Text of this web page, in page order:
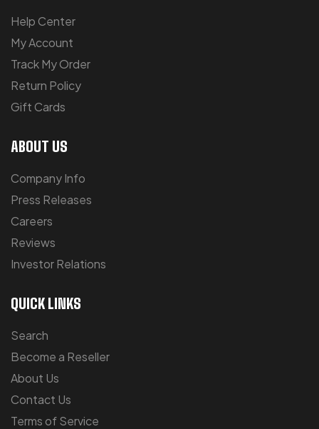
Help Center
My Account
Track My Order
Return Policy
Gift Cards
ABOUT US
Company Info
Press Releases
Careers
Reviews
Investor Relations
QUICK LINKS
Search
Become a Reseller
About Us
Contact Us
Terms of Service